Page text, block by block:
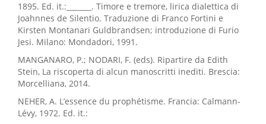
1895. Ed. it.:_______. Timore e tremore, lirica dialettica di
Joahnnes de Silentio. Traduzione di Franco Fortini e
Kirsten Montanari Guldbrandsen; introduzione di Furio
Jesi. Milano: Mondadori, 1991.
MANGANARO, P.; NODARI, F. (eds). Ripartire da Edith
Stein, La riscoperta di alcun manoscritti inediti. Brescia:
Morcelliana, 2014.
NEHER, A. L’essence du prophétisme. Francia: Calmann-
Lévy, 1972. Ed. it.: